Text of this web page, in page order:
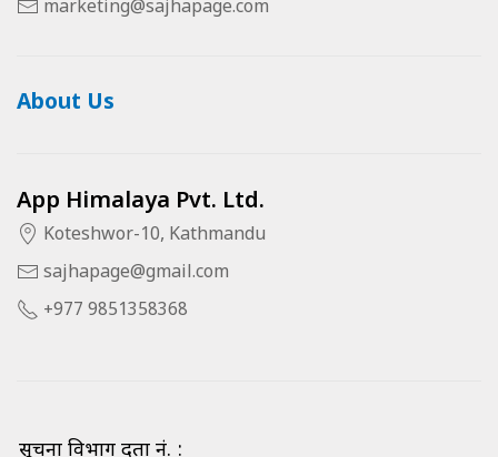
marketing@sajhapage.com
About Us
App Himalaya Pvt. Ltd.
Koteshwor-10, Kathmandu
sajhapage@gmail.com
+977 9851358368
सूचना विभाग दर्ता नं. :